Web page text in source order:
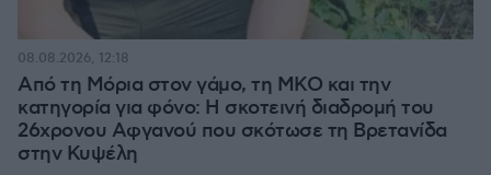
Από τη Μόρια στον γάμο, τη ΜΚΟ και την
κατηγορία για φόνο: Η σκοτεινή διαδρομή του
26χρονου Αφγανού που σκότωσε τη Βρετανίδα
στην Κυψέλη
08.08.2026, 12:18